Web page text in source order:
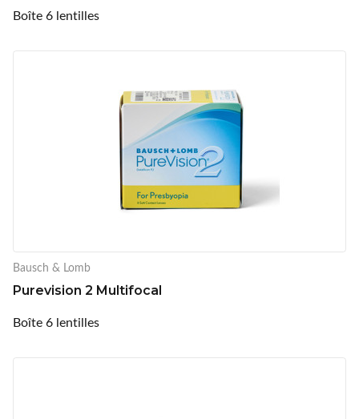
Boîte 6 lentilles
Bausch & Lomb
Purevision 2 Multifocal
Boîte 6 lentilles